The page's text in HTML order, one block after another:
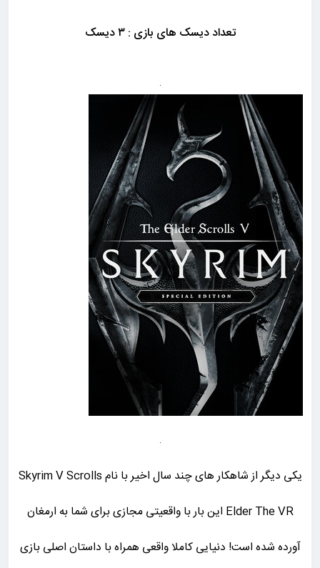
تعداد دیسک های بازی : ۳ دیسک
یکی دیگر از شاهکار های چند سال اخیر با نام Skyrim V Scrolls
Elder The VR این بار با واقعیتی مجازی برای شما به ارمغان
آورده شده است! دنیایی کاملا واقعی همراه با داستان اصلی بازی